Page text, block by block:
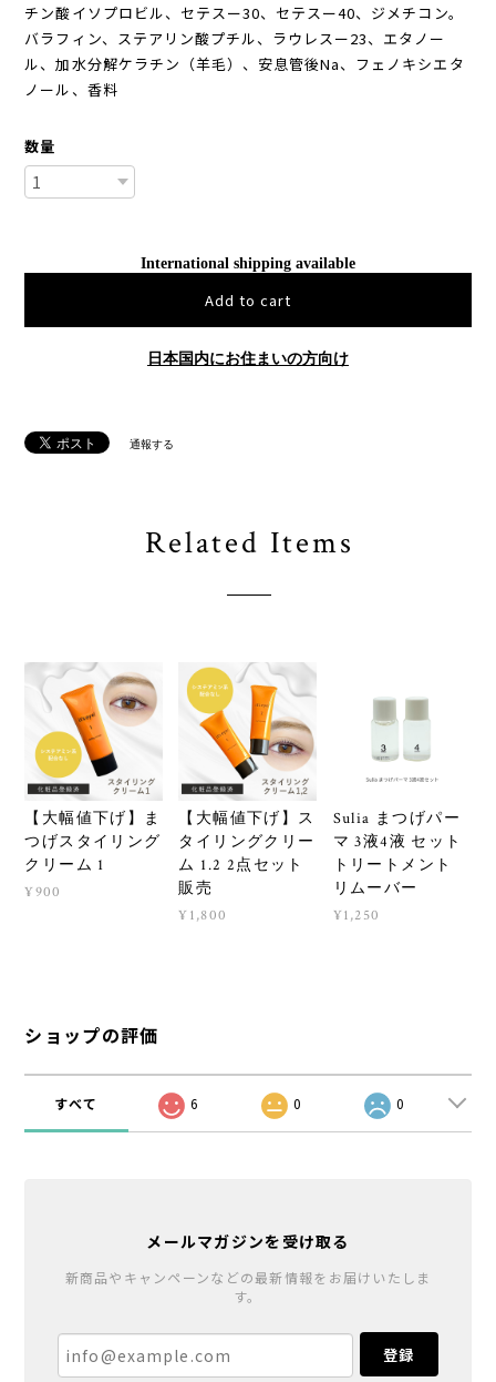
チン酸イソプロビル、セテスー30、セテスー40、ジメチコン。
バラフィン、ステアリン酸プチル、ラウレスー23、エタノー
ル、加水分解ケラチン（羊毛）、安息管後Na、フェノキシエタ
ノール、香料
数量
International shipping available
Add to cart
日本国内にお住まいの方向け
通報する
Related Items
【大幅値下げ】ま
つげスタイリング
クリーム 1
¥900
【大幅値下げ】ス
タイリングクリー
ム 1.2 2点セット
販売
¥1,800
Sulia まつげパー
マ 3液4液 セット
トリートメント
リムーバー
¥1,250
ショップの評価
すべて 6 0 0
メールマガジンを受け取る
新商品やキャンペーンなどの最新情報をお届けいたしま
す。
登録